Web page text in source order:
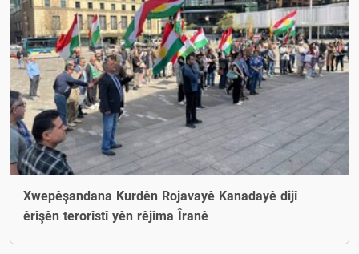
Xwepêşandana Kurdên Rojavayê Kanadayê dijî
êrîşên terorîstî yên rêjîma Îranê